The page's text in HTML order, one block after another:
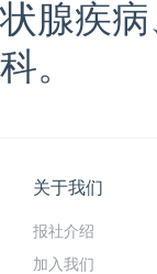
状腺疾
科。
关于我们
报社介绍
加入我们